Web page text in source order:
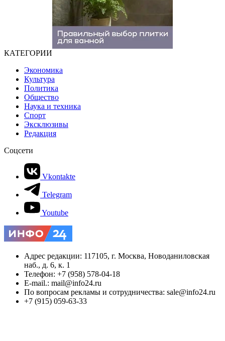
КАТЕГОРИИ
Экономика
Культура
Политика
Общество
Наука и техника
Спорт
Эксклюзивы
Редакция
Соцсети
Vkontakte
Telegram
Youtube
Адрес редакции: 117105, г. Москва, Новоданиловская
наб., д. 6, к. 1
Телефон: +7 (958) 578-04-18
E-mail.: mail@info24.ru
По вопросам рекламы и сотрудничества: sale@info24.ru
+7 (915) 059-63-33